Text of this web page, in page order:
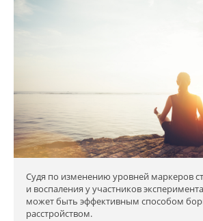
Судя по изменению уровней маркеров
и воспаления у участников
может быть эффективным способом
расстройством.